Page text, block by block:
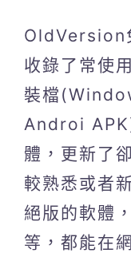
OldVersion
收錄了常使
裝檔
Androi
體，更新了
較熟悉或者
絕版的軟體
等，都能在